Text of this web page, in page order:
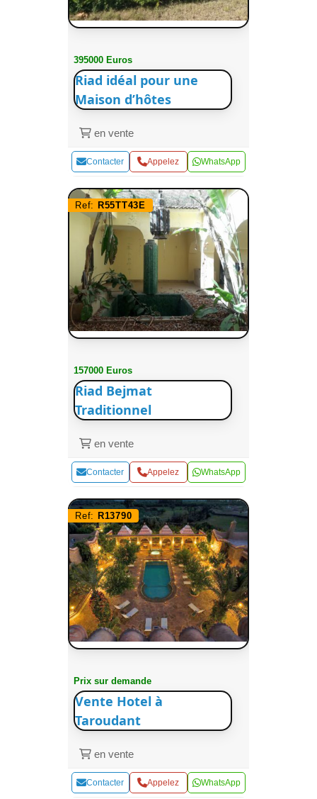
395000 Euros
Riad idéal pour une
Maison d’hôtes
en vente
Contacter Appelez WhatsApp
Ref: R55TT43E
157000 Euros
Riad Bejmat
Traditionnel
en vente
Contacter Appelez WhatsApp
Ref: R13790
Prix sur demande
Vente Hotel à
Taroudant
en vente
Contacter Appelez WhatsApp